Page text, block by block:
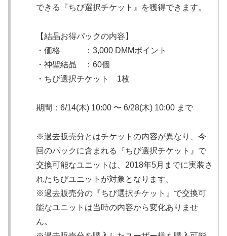
できる『ちび選択チケット』を獲得できます。
【結晶お得パックの内容】
・価格 ：3,000 DMMポイント
・神聖結晶 ：60個
・ちび選択チケット 1枚
期間：6/14(木) 10:00 〜 6/28(木) 10:00 まで
※過去販売分とはチケットの内容が異なり、今
回のパックに含まれる『ちび選択チケット』で
交換可能なユニットは、2018年5月までに実装さ
れたちびユニットが対象となります。
※過去販売分の『ちび選択チケット』で交換可
能なユニットは当時の内容から変化ありませ
ん。